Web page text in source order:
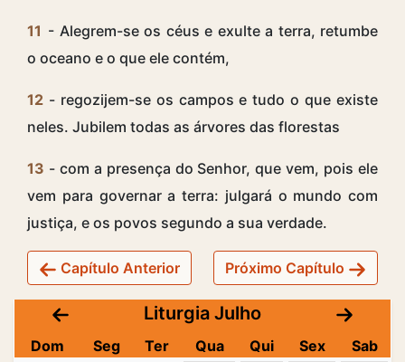
11 - Alegrem-se os céus e exulte a terra, retumbe
o oceano e o que ele contém,
12 - regozijem-se os campos e tudo o que existe
neles. Jubilem todas as árvores das florestas
13 - com a presença do Senhor, que vem, pois ele
vem para governar a terra: julgará o mundo com
justiça, e os povos segundo a sua verdade.
Capítulo Anterior Próximo Capítulo
Liturgia Julho
Dom Seg Ter Qua Qui Sex
Sab